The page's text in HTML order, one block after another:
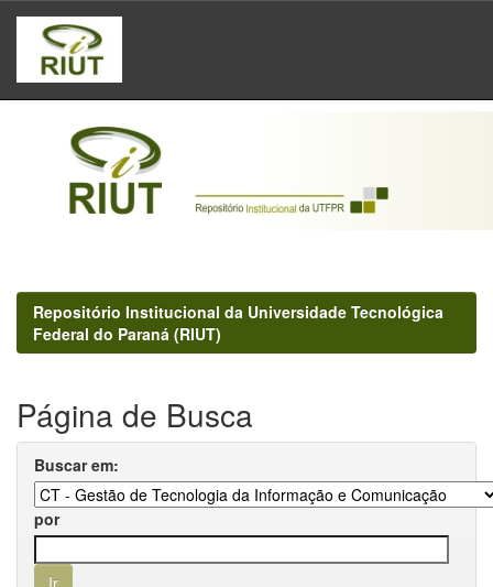
Skip
navigation
Repositório Institucional da Universidade Tecnológica
Federal do Paraná (RIUT)
Página de Busca
Buscar em:
por